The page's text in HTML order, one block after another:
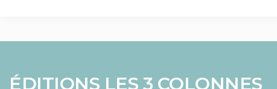
ÉDITIONS LES 3 COLONNES